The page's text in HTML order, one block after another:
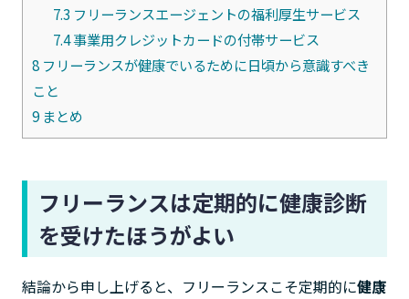
7.3 フリーランスエージェントの福利厚生サービス
7.4事業用クレジットカードの付帯サービス
8フリーランスが健康でいるために日頃から意識すべき
こと
9まとめ
フリーランスは定期的に健康診断
を受けたほうがよい
結論から申し上げると、フリーランスこそ定期的に健康